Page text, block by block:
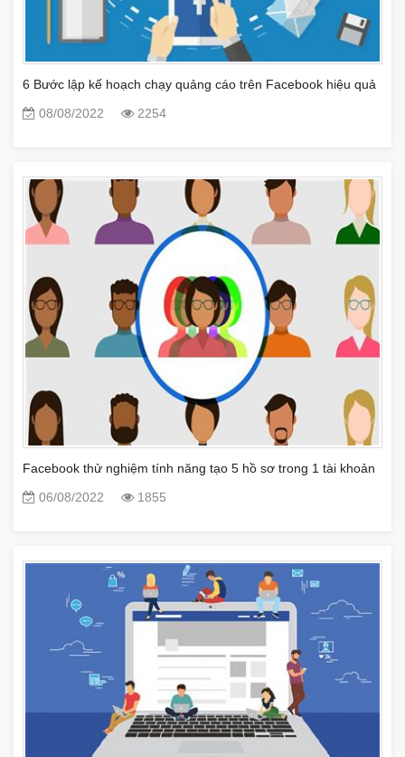
6 Bước lập kế hoạch chạy quảng cáo trên Facebook hiệu quả
08/08/2022
2254
Facebook thử nghiệm tính năng tạo 5 hồ sơ trong 1 tài khoản
06/08/2022
1855